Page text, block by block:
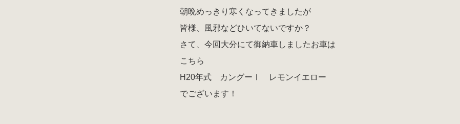
朝晩めっきり寒くなってきましたが
皆様、風邪などひいてないですか？
さて、今回大分にて御納車しましたお車は
こちら
H20年式 カングーⅠ レモンイエロー
でございます！